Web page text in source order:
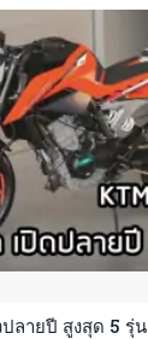
ลายปี สูงสุด 5 รุ่น